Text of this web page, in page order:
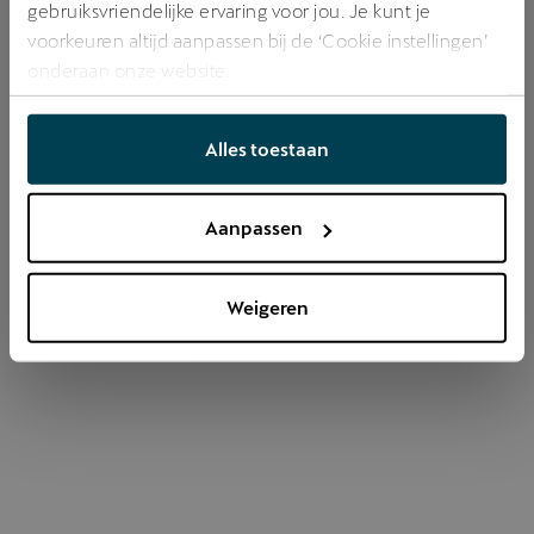
gebruiksvriendelijke ervaring voor jou. Je kunt je
voorkeuren altijd aanpassen bij de ‘Cookie instellingen’
onderaan onze website.
Alles toestaan
Aanpassen
Weigeren
Refresh